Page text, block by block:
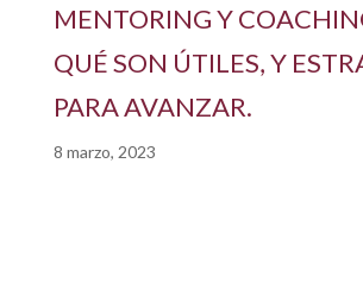
MENTORING Y
QUÉ SON ÚTILES, Y
PARA AVANZAR.
8 marzo, 2023